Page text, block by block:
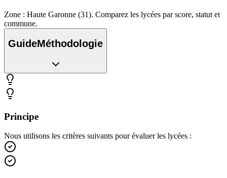
Zone : Haute Garonne (31). Comparez les lycées par score, statut et
commune.
GuideMéthodologie
Principe
Nous utilisons les critères suivants pour évaluer les lycées :